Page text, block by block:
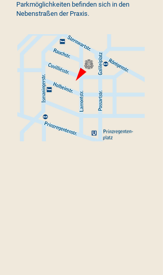
Parkmöglichkeiten befinden sich in den
Nebenstraßen der Praxis.